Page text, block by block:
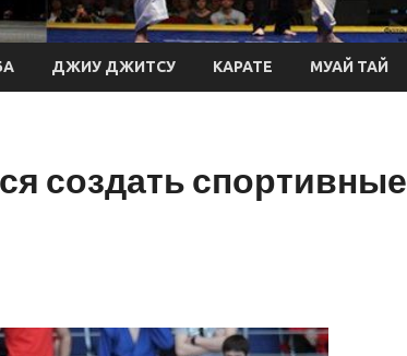
ДЖИУ ДЖИТСУ КАРАТЕ МУАЙ ТАЙ
создать спортивные